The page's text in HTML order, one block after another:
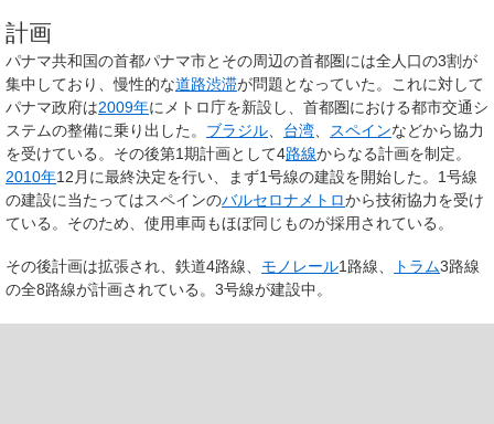
計画
パナマ共和国の首都パナマ市とその周辺の首都圏には全人口の3割が
集中しており、慢性的な道路渋滞が問題となっていた。これに対して
パナマ政府は2009年にメトロ庁を新設し、首都圏における都市交通シ
ステムの整備に乗り出した。 ブラジル 台湾 スペインなどから協力
を受けている。その後第1期計画として4路線からなる計画を制定。
2010年12月に最終決定を行い、まず1号線の建設を開始した。1号線
の建設に当たってはスペインのバルセロナメトロから技術協力を受け
ている。そのため、使用車両もほぼ同じものが採用されている。
その後計画は拡張され、鉄道4路線、 モノレール1路線、 トラム3路線
の全8路線が計画されている。3号線が建設中。